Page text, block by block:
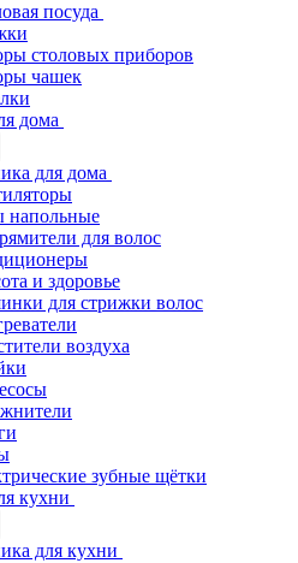
посуда
столовых приборов
чашек
дома
для дома
напольные
для волос
и здоровье
для стрижки волос
воздуха
зубные щётки
кухни
для кухни